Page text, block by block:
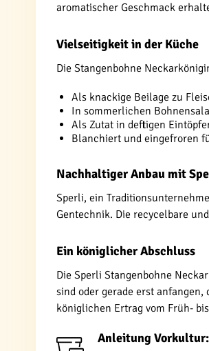
aromatischer Geschmack
Vielseitigkeit in der Küche
Die Stangenbohne
Als knackige Beilage zu
In sommerlichen
Als Zutat in deftigen
Blanchiert und eingefroren
Nachhaltiger Anbau mit
Sperli, ein
Gentechnik. Die recycelbare
Ein königlicher Abschluss
Die Sperli Stangenbohne
sind oder gerade erst
königlichen Ertrag vom Früh-
Anleitung Vorkultur: